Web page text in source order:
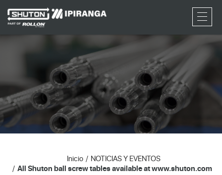
RFQ
Inicio
NOTICIAS Y EVENTOS
All Shuton ball screw tables available at www.shuton.com